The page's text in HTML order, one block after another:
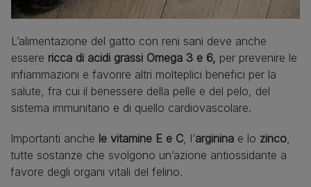
L’alimentazione del gatto con reni sani deve anche
essere ricca di acidi grassi Omega 3 e 6, per prevenire le
infiammazioni e favorire altri molteplici benefici per la
salute, fra cui il benessere della pelle e del pelo, del
sistema immunitario e di quello cardiovascolare.
Importanti anche le vitamine E e C, l’arginina e lo zinco,
tutte sostanze che svolgono un’azione antiossidante a
favore degli organi vitali del felino.